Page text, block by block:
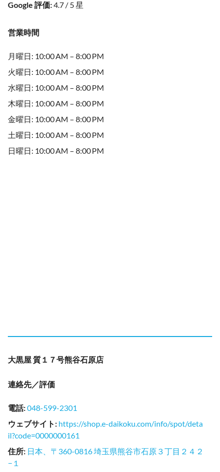
Google 評価:4.7 / 5 星
営業時間
月曜日: 10:00 AM – 8:00 PM
火曜日: 10:00 AM – 8:00 PM
水曜日: 10:00 AM – 8:00 PM
木曜日: 10:00 AM – 8:00 PM
金曜日: 10:00 AM – 8:00 PM
土曜日: 10:00 AM – 8:00 PM
日曜日: 10:00 AM – 8:00 PM
大黒屋 質１７号熊谷石原店
連絡先／評価
電話:048-599-2301
ウェブサイト : https://shop.e-daikoku.com/info/spot/deta
il?code=0000000161
住所: 日本、〒360-0816 埼玉県熊谷市石原３丁目２４２
−１